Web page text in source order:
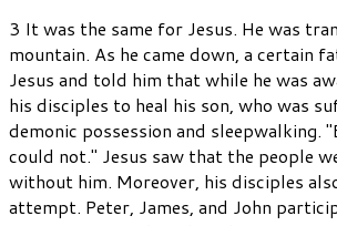
3 It was the same for Jesus. He was
mountain. As he came down, a certain
Jesus and told him that while he was
his disciples to heal his son, who was
demonic possession and sleepwalking.
could not." Jesus saw that the people
without him. Moreover, his disciples
attempt. Peter, James, and John